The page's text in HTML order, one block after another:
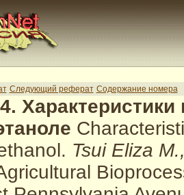
Следующий реферат Содержание номера
Tsui Eliza